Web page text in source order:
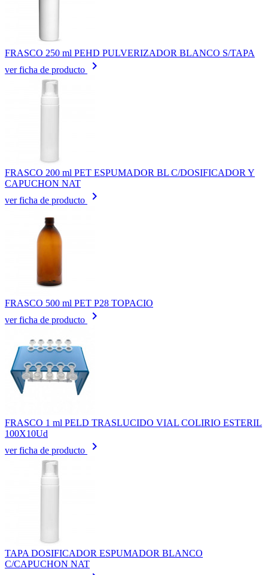
FRASCO 250 ml PEHD PULVERIZADOR BLANCO S/TAPA
ver ficha de producto
keyboard_arrow_right
FRASCO 200 ml PET ESPUMADOR BL C/DOSIFICADOR Y
CAPUCHON NAT
ver ficha de producto
keyboard_arrow_right
FRASCO 500 ml PET P28 TOPACIO
ver ficha de producto
keyboard_arrow_right
FRASCO 1 ml PELD TRASLUCIDO VIAL COLIRIO ESTERIL
100X10Ud
ver ficha de producto
keyboard_arrow_right
TAPA DOSIFICADOR ESPUMADOR BLANCO
C/CAPUCHON NAT